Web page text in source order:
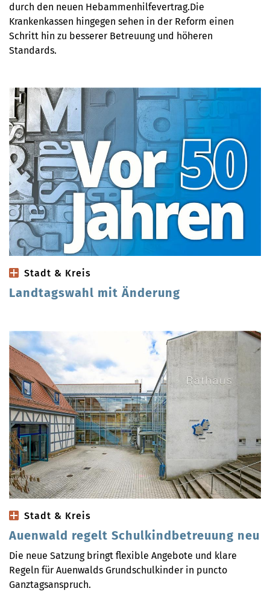
durch den neuen Hebammenhilfevertrag.Die
Krankenkassen hingegen sehen in der Reform einen
Schritt hin zu besserer Betreuung und höheren
Standards.
Stadt & Kreis
Landtagswahl mit Änderung
Stadt & Kreis
Auenwald regelt Schulkindbetreuung neu
Die neue Satzung bringt flexible Angebote und klare
Regeln für Auenwalds Grundschulkinder in puncto
Ganztagsanspruch.